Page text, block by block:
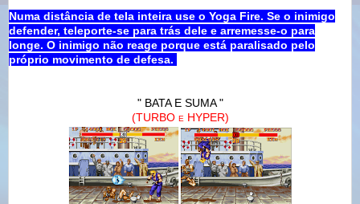
Numa distância de tela inteira use o Yoga Fire. Se o inimigo
defender, teleporte-se para trás dele e arremesse-o para
longe. O inimigo não reage porque está paralisado pelo
próprio movimento de defesa.
" BATA E SUMA "
(TURBO E HYPER)